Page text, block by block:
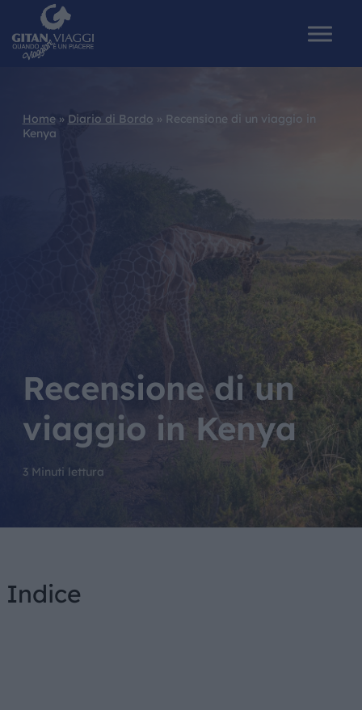
CATALOGHI
CONTATTI
Home » Diario di Bordo » Recensione di un viaggio in
Kenya
Recensione di un
viaggio in Kenya
3 Minuti lettura
Indice